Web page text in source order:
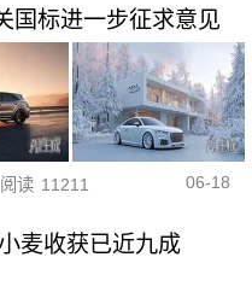
国标进一步征求意见
阅读 11211 06-18
麦收获已近九成